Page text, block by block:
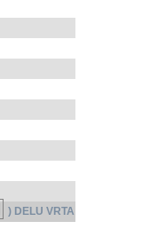
) DELU VRTA